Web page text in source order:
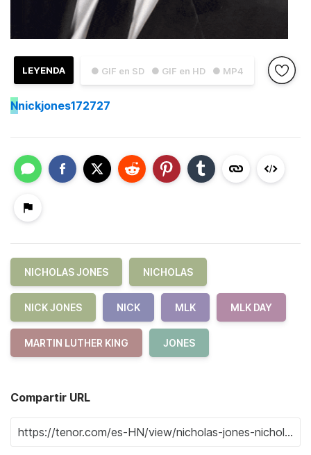
● GIF en SD ● GIF en HD ● MP4
LEYENDA
Nnickjones172727
NICHOLAS JONES NICHOLAS
NICK JONES NICK MLK MLK DAY
MARTIN LUTHER KING JONES
Compartir URL